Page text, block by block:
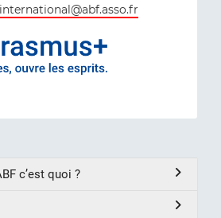
c’est quoi ?